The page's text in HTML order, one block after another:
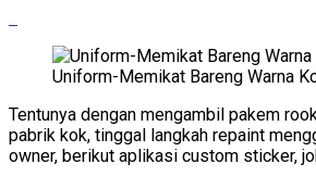
Uniform-Memikat Bareng Warna
Tentunya dengan mengambil pakem
pabrik kok, tinggal langkah repaint
owner, berikut aplikasi custom sticker,